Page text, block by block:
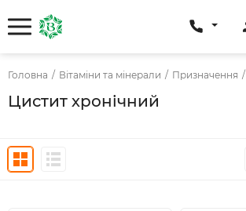
Головна / Вітаміни та мінерали / Призначення /
Цистит хронічний